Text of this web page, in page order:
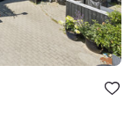
Bolig er
under dine